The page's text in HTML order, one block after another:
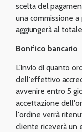
scelta del
una commissione
aggiungerà al
Bonifico bancario
L'invio di quanto
dell'effettivo
avvenire entro 5
accettazione
l'ordine verrà
cliente riceverà un